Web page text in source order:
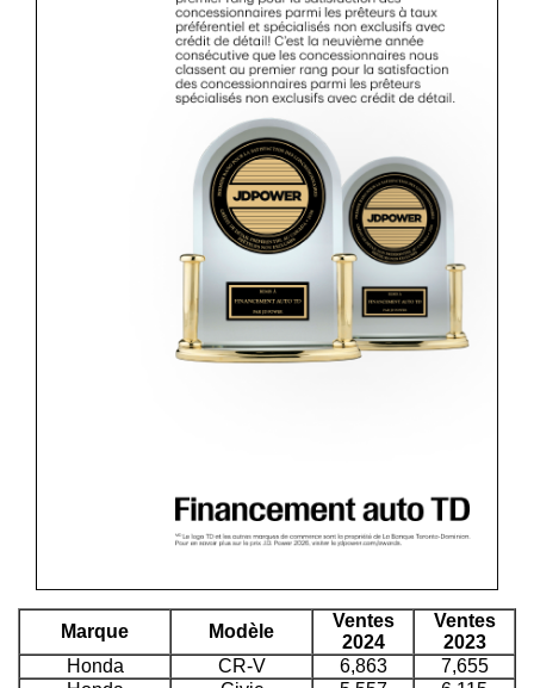
Marque Modèle
Ventes
2024
Ventes
2023
Honda
CR-V 6,863
7,655